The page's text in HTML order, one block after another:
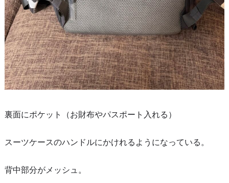
裏面にポケット（お財布やパスポート入れる）
スーツケースのハンドルにかけれるようになっている。
背中部分がメッシュ。